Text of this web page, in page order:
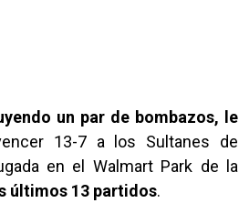
un par de bombazos, le
13-7 a los Sultanes de
en el Walmart Park de la
últimos 13 partidos.